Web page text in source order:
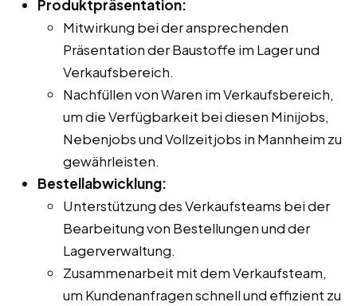
Produktpräsentation:
Mitwirkung bei der ansprechenden
Präsentation der Baustoffe im Lager und
Verkaufsbereich.
Nachfüllen von Waren im Verkaufsbereich,
um die Verfügbarkeit bei diesen Minijobs,
Nebenjobs und Vollzeitjobs in Mannheim zu
gewährleisten.
Bestellabwicklung:
Unterstützung des Verkaufsteams bei der
Bearbeitung von Bestellungen und der
Lagerverwaltung.
Zusammenarbeit mit dem Verkaufsteam,
um Kundenanfragen schnell und effizient zu